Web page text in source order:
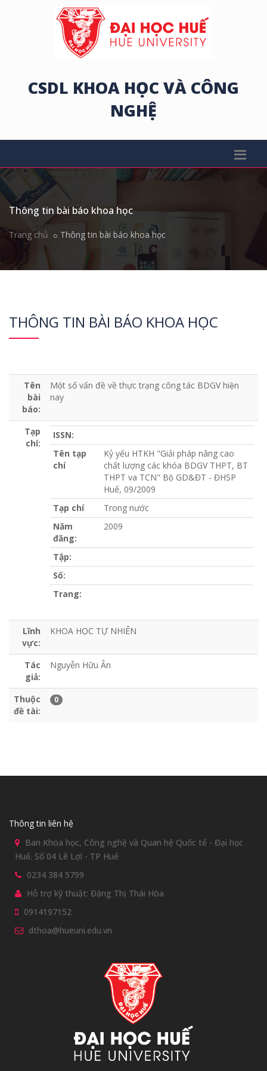
CSDL KHOA HỌC VÀ CÔNG
NGHỆ
Thông tin bài báo khoa học
Trang chủ Thông tin bài báo khoa học
THÔNG TIN BÀI BÁO KHOA HỌC
Tên
bài
báo:
Một số vấn đề về thực trạng công tác BDGV hiện
nay
Tạp
chí:
ISSN:
Tên tạp
chí
Kỷ yếu HTKH "Giải pháp nâng cao
chất lượng các khóa BDGV THPT, BT
THPT va TCN" Bộ GD&ĐT - ĐHSP
Huế, 09/2009
Tạp chí
Trong nước
Năm
đăng:
2009
Tập:
Số:
Trang:
Lĩnh
vực:
KHOA HỌC TỰ NHIÊN
Tác
giả:
Nguyễn Hữu Ân
Thuộc
đề tài:
0
Thông tin liên hệ
Ban Khoa học, Công nghệ và Quan hệ Quốc tế - Đại học
Huế. Số 04 Lê Lợi - TP Huế
0234 384 5799
Hỗ trợ kỹ thuật: Đặng Thị Thái Hòa
0914197152
dthoa@hueuni.edu.vn